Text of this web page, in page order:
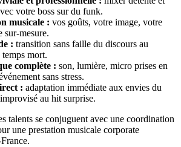
votre boss sur du funk.
musicale : vos goûts, votre image, votre
sur-mesure.
: transition sans faille du discours au
mort.
complète : son, lumière, micro prises en
sans stress.
: adaptation immédiate aux envies du
au hit surprise.
talents se conjuguent avec une coordination
une prestation musicale corporate